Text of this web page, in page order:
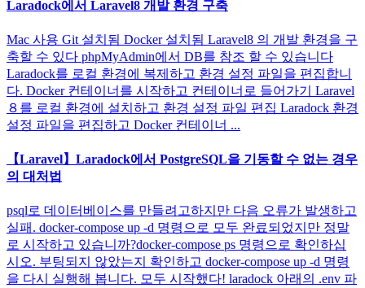
Laradock에서 Laravel8 개발 환경 구축
Mac 사용 Git 설치됨 Docker 설치됨 Laravel8 의 개발 환경을 구
축할 수 있다 phpMyAdmin에서 DB를 참조 할 수 있습니다
Laradock를 로컬 환경에 복제하고 환경 설정 파일을 편집합니
다. Docker 컨테이너를 시작하고 컨테이너로 들어가기 Laravel
８를 로컬 환경에 설치하고 환경 설정 파일 편집 Laradock 환경
설정 파일을 편집하고 Docker 컨테이너 ...
【Laravel】Laradock에서 PostgreSQL을 기동할 수 없는 경우
의 대처법
psql로 데이터베이스를 만들려고하지만 다음 오류가 발생하고
실패. docker-compose up -d 명령으로 모두 완료되었지만 정말
로 시작하고 있습니까?docker-compose ps 명령으로 확인하십
시오. 부팅되지 않았는지 확인하고 docker-compose up -d 명령
을 다시 실행해 봅니다. 모두 시작했다! laradock 아래의 .env 파